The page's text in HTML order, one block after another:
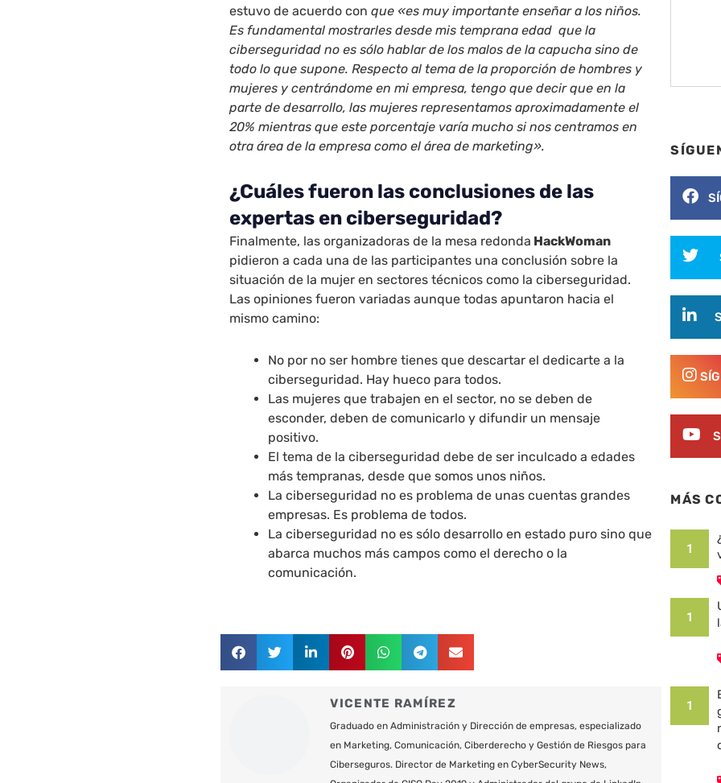
estuvo de acuerdo conque «es muy importante enseñar a los niños.
Es fundamental mostrarles desdemis temprana edad que la
ciberseguridad no es sólo hablar de los malos de la capucha sino de
todo lo que supone. Respecto al tema de la proporción de hombres y
mujeres y centrándome en mi empresa, tengo que decir que en la
parte de desarrollo, las mujeres representamos aproximadamente el
20% mientras que este porcentaje varía mucho si nos centramos en
otra área de la empresa como el área de marketing».
¿Cuáles fueron las conclusiones de las
expertas en ciberseguridad?
Finalmente, las organizadoras de la mesa redonda HackWoman
pidieron a cada una de las participantes una conclusión sobre la
situación de la mujer en sectores técnicos como la ciberseguridad.
Las opiniones fueron variadas aunque todas apuntaron hacia el
mismo camino:
No por no ser hombre tienes que descartar el dedicarte a la
ciberseguridad. Hay hueco para todos.
Las mujeres que trabajen en el sector, no se deben de
esconder, deben de comunicarlo y difundir un mensaje
positivo.
El tema de la ciberseguridad debe de ser inculcado a edades
más tempranas, desde que somos unos niños.
La ciberseguridad no es problema de unas cuentas grandes
empresas. Es problema de todos.
La ciberseguridad no es sólo desarrollo en estado puro sino que
abarca muchos más campos como el derecho o la
comunicación.
VICENTE RAMÍREZ
Graduado en Administración y Dirección de empresas, especializado
en Marketing, Comunicación, Ciberderecho y Gestión de Riesgos para
Ciberseguros. Director de Marketing en CyberSecurity News,
MÁS
1
1
1